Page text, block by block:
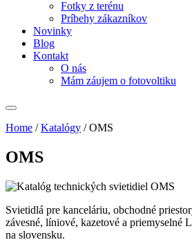
Fotky z terénu
Príbehy zákazníkov
Novinky
Blog
Kontakt
O nás
Mám záujem o fotovoltiku
Home /Katalógy /OMS
OMS
Svietidlá pre kanceláriu, obchodné
závesné, líniové, kazetové a priemyselné
na slovensku.